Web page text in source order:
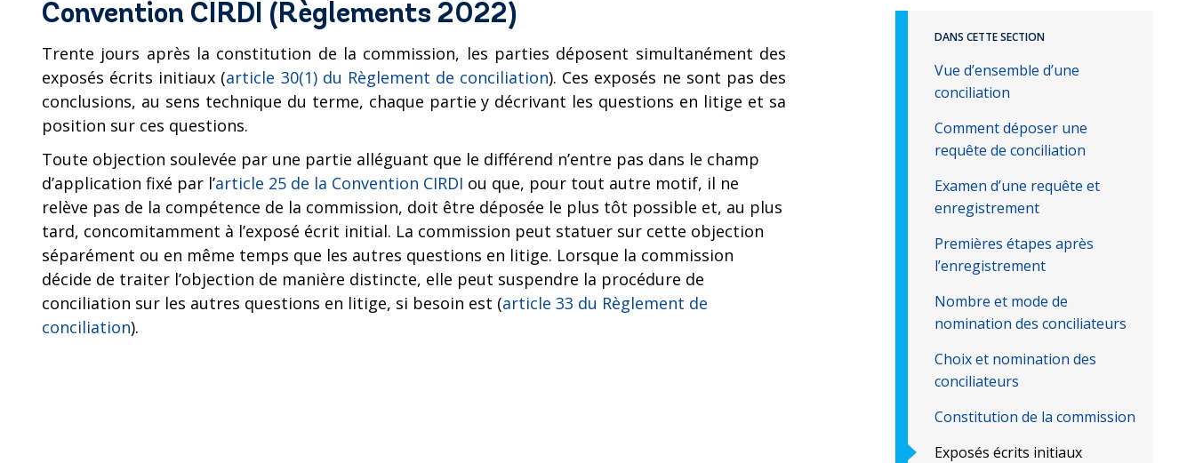
Convention CIRDI (Règlements 2022)
Trente jours après la constitution de la commission, les parties déposent simultanément des
exposés écrits initiaux (article 30(1) du Règlement de conciliation). Ces exposés ne sont pas des
conclusions, au sens technique du terme, chaque partie y décrivant les questions en litige et sa
position sur ces questions.
Toute objection soulevée par une partie alléguant que le différend n’entre pas dans le champ
d’application fixé par l’article 25 de la Convention CIRDI ou que, pour tout autre motif, il ne
relève pas de la compétence de la commission, doit être déposée le plus tôt possible et, au plus
tard, concomitamment à l’exposé écrit initial. La commission peut statuer sur cette objection
séparément ou en même temps que les autres questions en litige. Lorsque la commission
décide de traiter l’objection de manière distincte, elle peut suspendre la procédure de
conciliation sur les autres questions en litige, si besoin est (article 33 du Règlement de
conciliation).
DANS CETTE SECTION
Vue d’ensemble d’une
conciliation
Comment déposer une
requête de conciliation
Examen d’une requête et
enregistrement
Premières étapes après
l’enregistrement
Nombre et mode de
nomination des conciliateurs
Choix et nomination des
conciliateurs
Constitution de la commission
Exposés écrits initiaux